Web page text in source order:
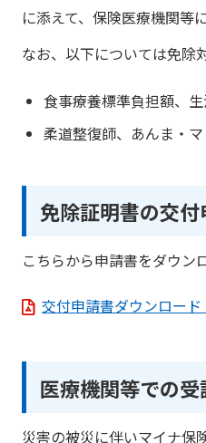
に添えて、保険医療機関等
なお、以下については免除
食事療養標準負担額、
柔道整復師、あんま・
免除証明書の交
こちらから申請書をダウン
交付申請書ダウンロード
医療機関等での受
災害の被災に伴いマイナ保